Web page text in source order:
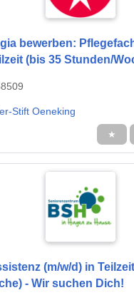
bewerben:
(bis 35 Stunden/
Stift Oeneking
★
(m/w/d) in
- Wir suchen Dich!